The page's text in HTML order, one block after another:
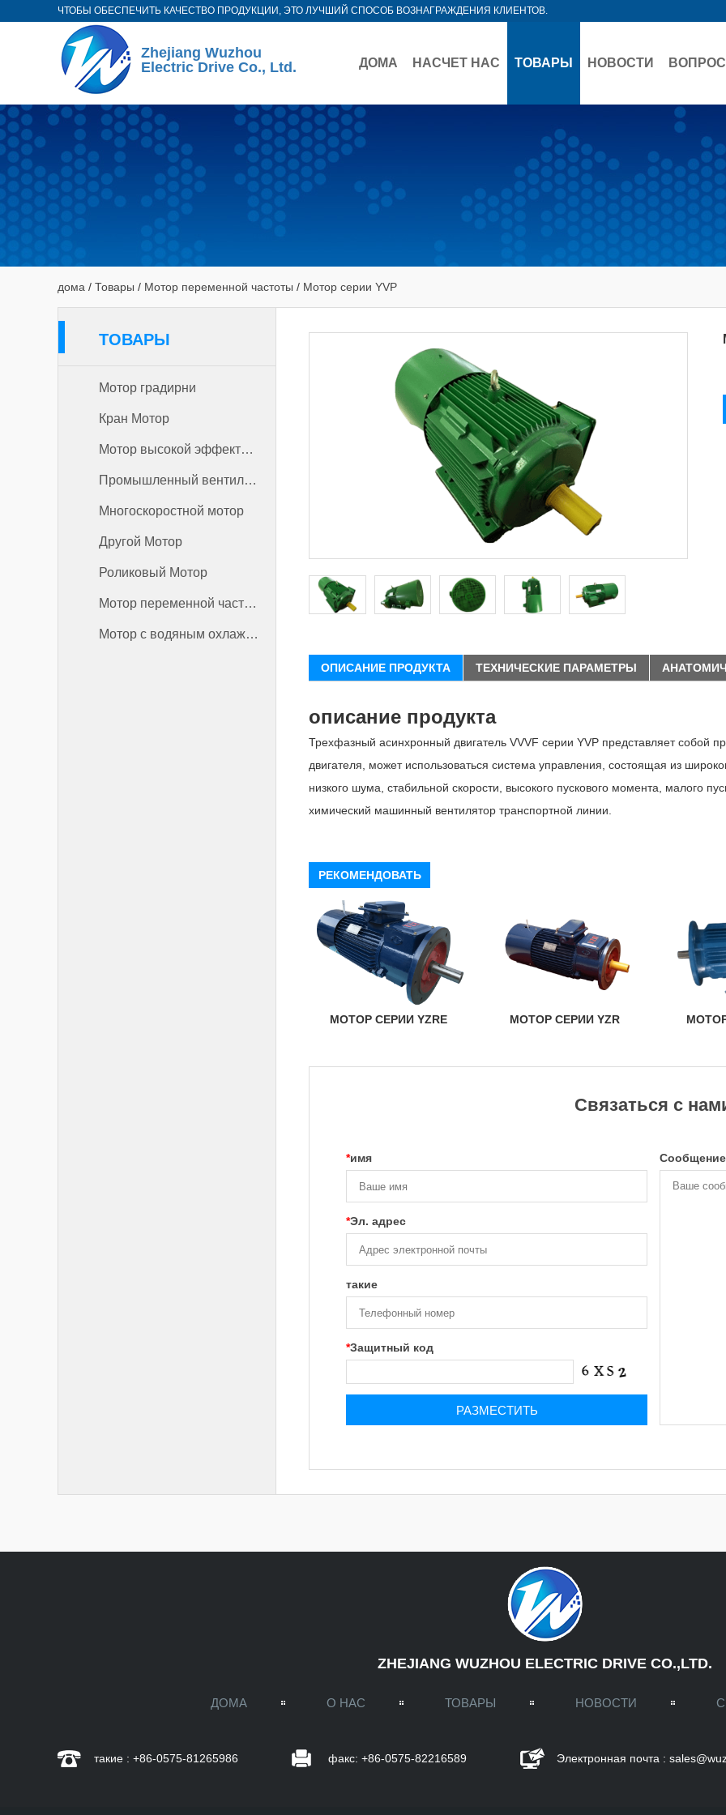
ЧТОБЫ ОБЕСПЕЧИТЬ КАЧЕСТВО ПРОДУКЦИИ, ЭТО ЛУЧШИЙ СПОСОБ ВОЗНАГРАЖДЕНИЯ КЛИЕНТОВ.
Zhejiang Wuzhou
Electric Drive Co., Ltd.
ДОМА НАСЧЕТ НАС ТОВАРЫ НОВОСТИ
дома / Товары / Мотор переменной частоты / Мотор серии YVP
ТОВАРЫ
Мотор градирни
Кран Мотор
Мотор высокой эффективности
Промышленный вентилятор
Многоскоростной мотор
Другой Мотор
Роликовый Мотор
Мотор переменной частоты
Мотор с водяным охлаждением
ОПИСАНИЕ ПРОДУКТА ТЕХНИЧЕСКИЕ ПАРАМЕТРЫ
описание продукта
Трехфазный асинхронный двигатель VVVF серии YVP представляет собой
двигателя, может использоваться система управления, состоящая из
низкого шума, стабильной скорости, высокого пускового момента, малого
химический машинный вентилятор транспортной линии.
РЕКОМЕНДОВАТЬ
МОТОР СЕРИИ YZRE МОТОР СЕРИИ YZR
Связаться с
*имя
*Эл. адрес
такие
*Защитный код
Сообщение
ZHEJIANG WUZHOU ELECTRIC DRIVE CO.,LTD.
ДОМА О НАС ТОВАРЫ НОВОСТИ
такие : +86-0575-81265986 факс: +86-0575-82216589 Электронная почта :